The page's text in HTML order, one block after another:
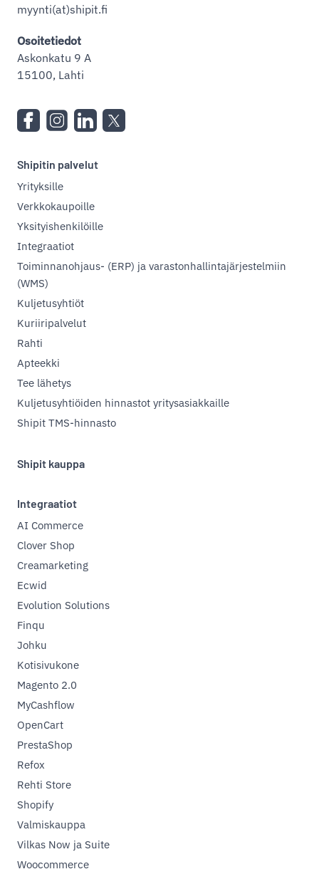
myynti(at)shipit.fi
Osoitetiedot
Askonkatu 9 A
15100, Lahti
Shipitin palvelut
Yrityksille
Verkkokaupoille
Yksityishenkilöille
Integraatiot
Toiminnanohjaus- (ERP) ja varastonhallintajärjestelmiin
(WMS)
Kuljetusyhtiöt
Kuriiripalvelut
Rahti
Apteekki
Tee lähetys
Kuljetusyhtiöiden hinnastot yritysasiakkaille
Shipit TMS-hinnasto
Shipit kauppa
Integraatiot
AI Commerce
Clover Shop
Creamarketing
Ecwid
Evolution Solutions
Finqu
Johku
Kotisivukone
Magento 2.0
MyCashflow
OpenCart
PrestaShop
Refox
Rehti Store
Shopify
Valmiskauppa
Vilkas Now ja Suite
Woocommerce